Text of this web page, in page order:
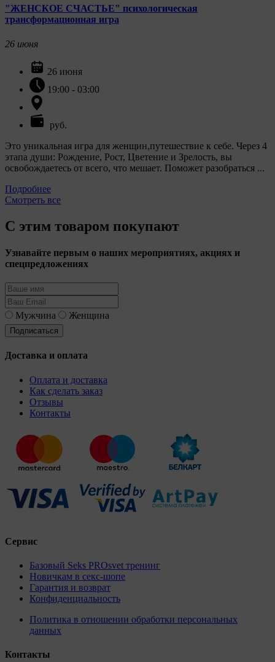
"ЖЕНСКОЕ СЧАСТЬЕ" психологическая
трансформационная игра
26 июня
26 июня
19:00 - 03:00
руб.
Это уникальная игра для женщин,путешествие к себе. Через 4
этапа души: Рождение, Рост, Цветение и Зрелость, вы
освобождаетесь от всего, что мешает. Поможет разобраться ...
Подробнее
Смотреть все
С этим товаром покупают
Узнавайте первым о наших мероприятиях, акциях и
спецпредложениях
Мужчина Женщина
Доставка и оплата
Оплата и доставка
Как сделать заказ
Отзывы
Контакты
Сервис
Базовый Seks PROsvet тренинг
Новичкам в секс-шопе
Гарантия и возврат
Конфиденциальность
Политика в отношении обработки персональных
данных
Контакты